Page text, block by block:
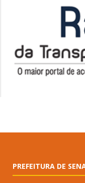
PREFEITURA DE